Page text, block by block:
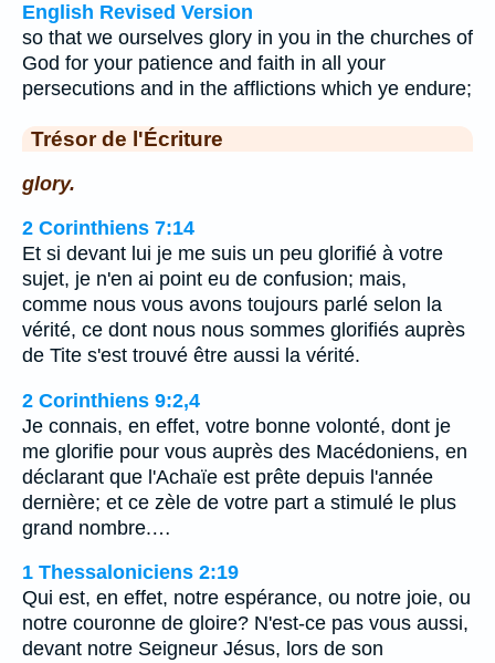
English Revised Version
so that we ourselves glory in you in the churches of
God for your patience and faith in all your
persecutions and in the afflictions which ye endure;
Trésor de l'Écriture
glory.
2 Corinthiens 7:14
Et si devant lui je me suis un peu glorifié à votre
sujet, je n'en ai point eu de confusion; mais,
comme nous vous avons toujours parlé selon la
vérité, ce dont nous nous sommes glorifiés auprès
de Tite s'est trouvé être aussi la vérité.
2 Corinthiens 9:2,4
Je connais, en effet, votre bonne volonté, dont je
me glorifie pour vous auprès des Macédoniens, en
déclarant que l'Achaïe est prête depuis l'année
dernière; et ce zèle de votre part a stimulé le plus
grand nombre.…
1 Thessaloniciens 2:19
Qui est, en effet, notre espérance, ou notre joie, ou
notre couronne de gloire? N'est-ce pas vous aussi,
devant notre Seigneur Jésus, lors de son